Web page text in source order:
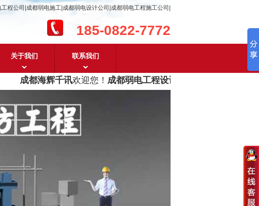
程公司|成都弱电施工|成都弱电设计公司|成都弱电工程施工公司|
185-0822-7772
关于我们 联系我们
成都海辉千讯欢迎您！ 成都弱电工程设计及成都弱电工程施工